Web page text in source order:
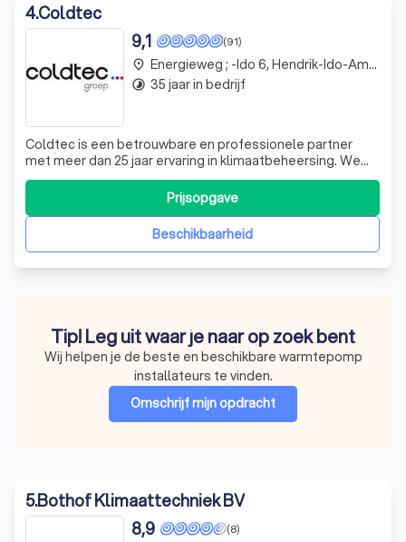
4.Coldtec
(91)
9,1
Coldtec is een betrouwbare en professionele partner
met meer dan 25 jaar ervaring in klimaatbeheersing. We
weten wat er op de markt is, zijn op de hoogte van de
laatste ontwikkelingen en houden van doorontwikkelen.
De systemen die we installeren zijn dan ook modern,
duurzaam en uiterst effectief.
Beschikbaarheid
Prijsopgave
place Energieweg ; -Ido 6, Hendrik-Ido-Ambacht
timelapse 35 jaar in bedrijf
Tip! Leg uit waar je naar op zoek bent
Wij helpen je de beste en beschikbare warmtepomp
installateurs te vinden.
Omschrijf mijn opdracht
5.Bothof Klimaattechniek BV
(8)
8,9